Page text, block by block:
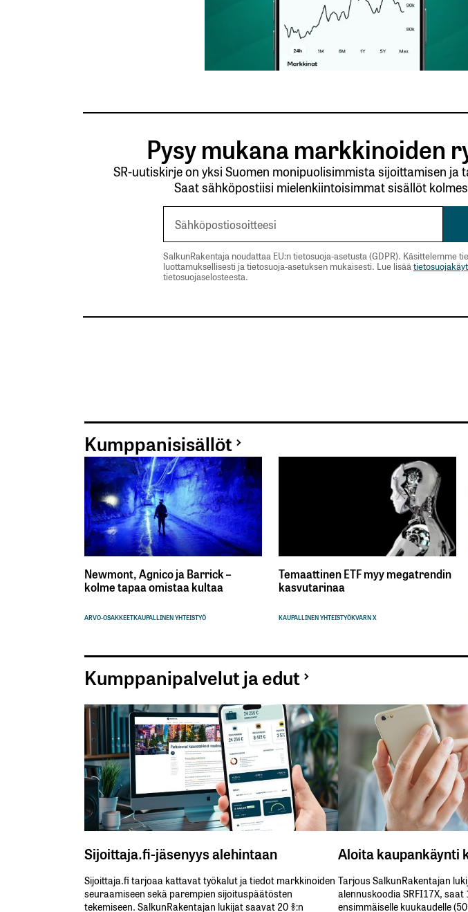
Lähetä kommentti
Pysy mukana markkinoiden
SR-uutiskirje on yksi Suomen monipuolisimmista sijoittamisen ja
Saat sähköpostiisi mielenkiintoisimmat sisällöt
SalkunRakentaja noudattaa EU:n tietosuoja-asetusta (GDPR). Käsittelemme
luottamuksellisesti ja tietosuoja-asetuksen mukaisesti. Lue lisää
tietosuojaselosteesta.
Kumppanisisällöt
Newmont, Agnico ja Barrick –
kolme tapaa omistaa kultaa
ARVO-OSAKKEETKAUPALLINEN YHTEISTYÖ
Temaattinen ETF myy megatrendin
kasvutarinaa
KAUPALLINEN YHTEISTYÖKVARN X
Kumppanipalvelut ja edut
Sijoittaja.fi-jäsenyys alehintaan
Sijoittaja.fi tarjoaa kattavat työkalut ja tiedot markkinoiden
seuraamiseen sekä parempien sijoituspäätösten
tekemiseen. SalkunRakentajan lukijat saavat 20 %:n
Aloita kaupankäynti
Tarjous SalkunRakentajan
alennuskoodia​ ​SRFI17X,​ ​saat​
ensimmäiselle​ ​kuukaudelle​